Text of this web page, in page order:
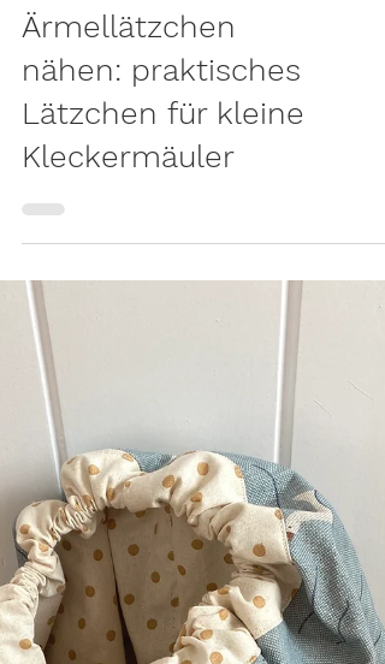
Niedliches DIY-
Ärmellätzchen
nähen: praktisches
Lätzchen für kleine
Kleckermäuler